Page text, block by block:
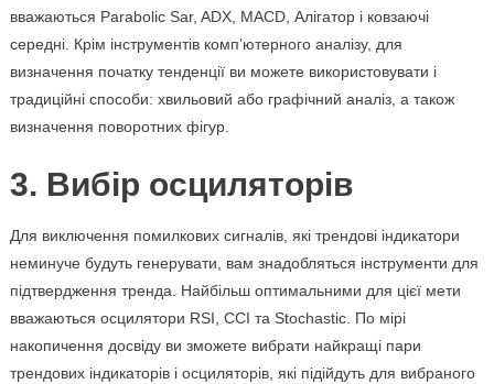
вважаються Parabolic Sar, ADX, MACD, Алігатор і ковзаючі
середні. Крім інструментів комп’ютерного аналізу, для
визначення початку тенденції ви можете використовувати і
традиційні способи: хвильовий або графічний аналіз, а також
визначення поворотних фігур.
3. Вибір осциляторів
Для виключення помилкових сигналів, які трендові індикатори
неминуче будуть генерувати, вам знадобляться інструменти для
підтвердження тренда. Найбільш оптимальними для цієї мети
вважаються осцилятори RSI, CCI та Stochastic. По мірі
накопичення досвіду ви зможете вибрати найкращі пари
трендових індикаторів і осциляторів, які підійдуть для вибраного